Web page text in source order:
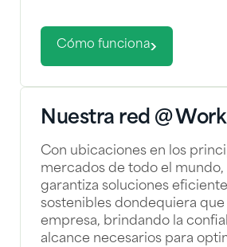
Cómo funciona
Nuestra red @ Work
Con ubicaciones en los
mercados de todo el
garantiza soluciones
sostenibles dondequiera que
empresa, brindando la
alcance necesarios para